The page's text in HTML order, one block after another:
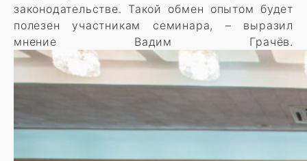
законодательстве. Такой обмен опытом будет
полезен участникам семинара, – выразил
мнение Вадим Грачёв.